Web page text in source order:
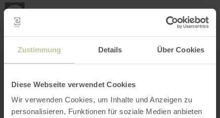
Zustimmung Details Über Cookies
Diese Webseite verwendet Cookies
Wir verwenden Cookies, um Inhalte und Anzeigen zu
personalisieren, Funktionen für soziale Medien anbieten
CARTE INTERACTIVE
ma
Ouvrir le filtre